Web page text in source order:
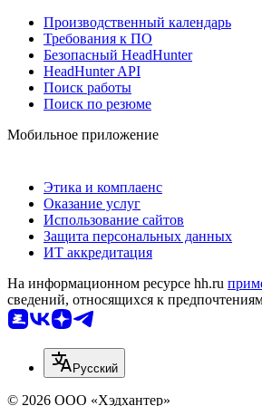
Производственный календарь
Требования к ПО
Безопасный HeadHunter
HeadHunter API
Поиск работы
Поиск по резюме
Мобильное приложение
Этика и комплаенс
Оказание услуг
Использование сайтов
Защита персональных данных
ИТ аккредитация
На информационном ресурсе hh.ru
сведений, относящихся к
Русский
© 2026 ООО «Хэдхантер»